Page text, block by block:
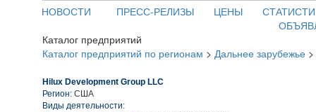
НОВОСТИ ПРЕСС-РЕЛИЗЫ ЦЕНЫ
Каталог предприятий
Каталог предприятий по регионам > Дальнее зарубежье >
Hilux Development Group LLC
Регион: США
Виды деятельности: